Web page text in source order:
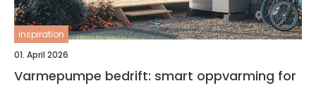
inspiration
01. April 2026
Varmepumpe bedrift: smart oppvarming for